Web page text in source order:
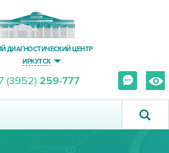
ДИАГНОСТИЧЕСКИЙ ЦЕНТР
ИРКУТСК
(3952) 259-777